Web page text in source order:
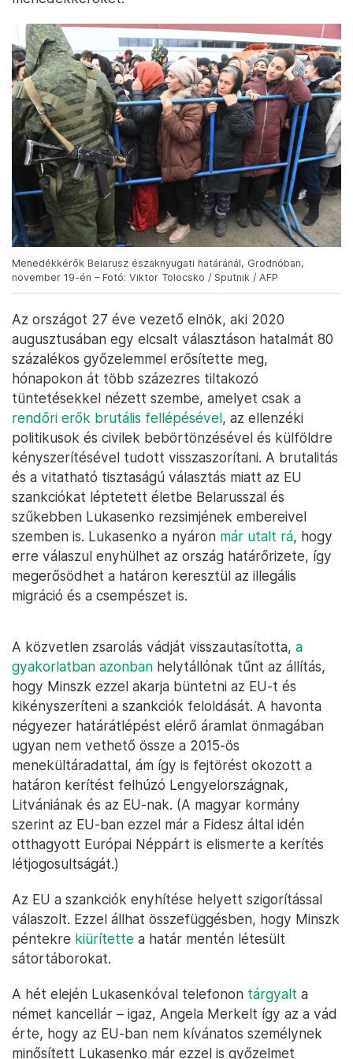
Menedékkérők Belarusz északnyugati határánál, Grodnóban,
november 19-én – Fotó: Viktor Tolocsko / Sputnik / AFP
Az országot 27 éve vezető elnök, aki 2020
augusztusában egy elcsalt választáson hatalmát 80
százalékos győzelemmel erősítette meg,
hónapokon át több százezres tiltakozó
tüntetésekkel nézett szembe, amelyet csak a
rendőri erők brutális fellépésével, az ellenzéki
politikusok és civilek bebörtönzésével és külföldre
kényszerítésével tudott visszaszorítani. A brutalitás
és a vitatható tisztaságú választás miatt az EU
szankciókat léptetett életbe Belarusszal és
szűkebben Lukasenko rezsimjének embereivel
szemben is. Lukasenko a nyáron már utalt rá, hogy
erre válaszul enyhülhet az ország határőrizete, így
megerősödhet a határon keresztül az illegális
migráció és a csempészet is.
A közvetlen zsarolás vádját visszautasította, a
gyakorlatban azonban helytállónak tűnt az állítás,
hogy Minszk ezzel akarja büntetni az EU-t és
kikényszeríteni a szankciók feloldását. A havonta
négyezer határátlépést elérő áramlat önmagában
ugyan nem vethető össze a 2015-ös
menekültáradattal, ám így is fejtörést okozott a
határon kerítést felhúzó Lengyelországnak,
Litvániának és az EU-nak. (A magyar kormány
szerint az EU-ban ezzel már a Fidesz által idén
otthagyott Európai Néppárt is elismerte a kerítés
létjogosultságát.)
Az EU a szankciók enyhítése helyett szigorítással
válaszolt. Ezzel állhat összefüggésben, hogy Minszk
péntekre kiürítette a határ mentén létesült
sátortáborokat.
A hét elején Lukasenkóval telefonon tárgyalt a
német kancellár – igaz, Angela Merkelt így az a vád
érte, hogy az EU-ban nem kívánatos személynek
minősített Lukasenko már ezzel is győzelmet